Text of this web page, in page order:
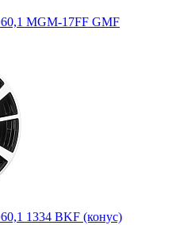
MGM-17FF GMF
1334 BKF (конус)